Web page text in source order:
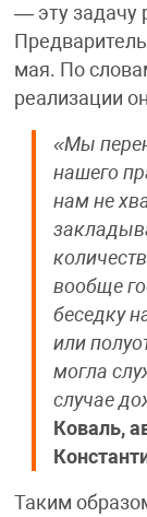
— эту задачу
мая. По
реализации
«Мы
нашего
нам не
вообще
беседку
или
могла
случае
Коваль,
Таким